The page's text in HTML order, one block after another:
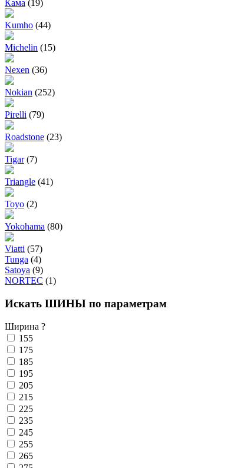
Кама (19)
Kumho (44)
Michelin (15)
Nexen (36)
Nokian (252)
Pirelli (79)
Roadstone (23)
Tigar (7)
Triangle (41)
Toyo (2)
Yokohama (80)
Viatti (57)
Tunga (4)
Satoya (9)
NORTEC (1)
Искать ШИНЫ по параметрам
Ширина ?
155
175
185
195
205
215
225
235
245
255
265